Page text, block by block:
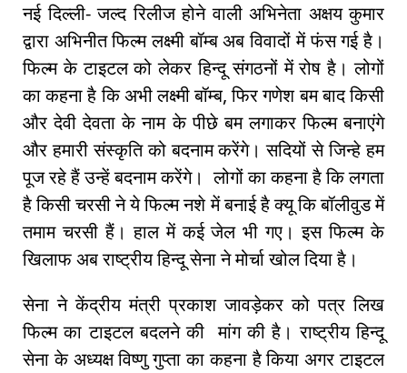
नई दिल्ली- जल्द रिलीज होने वाली अभिनेता अक्षय कुमार
द्वारा अभिनीत फिल्म लक्ष्मी बॉम्ब अब विवादों में फंस गई है।
फिल्म के टाइटल को लेकर हिन्दू संगठनों में रोष है। लोगों
का कहना है कि अभी लक्ष्मी बॉम्ब, फिर गणेश बम बाद किसी
और देवी देवता के नाम के पीछे बम लगाकर फिल्म बनाएंगे
और हमारी संस्कृति को बदनाम करेंगे। सदियों से जिन्हे हम
पूज रहे हैं उन्हें बदनाम करेंगे। लोगों का कहना है कि लगता
है किसी चरसी ने ये फिल्म नशे में बनाई है क्यू कि बॉलीवुड में
तमाम चरसी हैं। हाल में कई जेल भी गए। इस फिल्म के
खिलाफ अब राष्ट्रीय हिन्दू सेना ने मोर्चा खोल दिया है।
सेना ने केंद्रीय मंत्री प्रकाश जावड़ेकर को पत्र लिख
फिल्म का टाइटल बदलने की मांग की है। राष्ट्रीय हिन्दू
सेना के अध्यक्ष विष्णु गुप्ता का कहना है किया अगर टाइटल